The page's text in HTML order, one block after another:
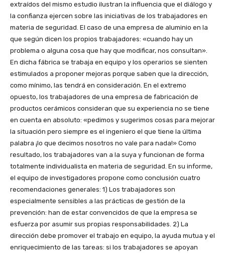
extraídos del mismo estudio ilustran la influencia que el diálogo y
la confianza ejercen sobre las iniciativas de los trabajadores en
materia de seguridad. El caso de una empresa de aluminio en la
que según dicen los propios trabajadores: «cuando hay un
problema o alguna cosa que hay que modificar, nos consultan».
En dicha fábrica se trabaja en equipo y los operarios se sienten
estimulados a proponer mejoras porque saben que la dirección,
como mínimo, las tendrá en consideración. En el extremo
opuesto, los trabajadores de una empresa de fabricación de
productos cerámicos consideran que su experiencia no se tiene
en cuenta en absoluto: «pedimos y sugerimos cosas para mejorar
la situación pero siempre es el ingeniero el que tiene la última
palabra ¡lo que decimos nosotros no vale para nada!» Como
resultado, los trabajadores van a la suya y funcionan de forma
totalmente individualista en materia de seguridad. En su informe,
el equipo de investigadores propone como conclusión cuatro
recomendaciones generales: 1) Los trabajadores son
especialmente sensibles a las prácticas de gestión de la
prevención: han de estar convencidos de que la empresa se
esfuerza por asumir sus propias responsabilidades. 2) La
dirección debe promover el trabajo en equipo, la ayuda mutua y el
enriquecimiento de las tareas: si los trabajadores se apoyan